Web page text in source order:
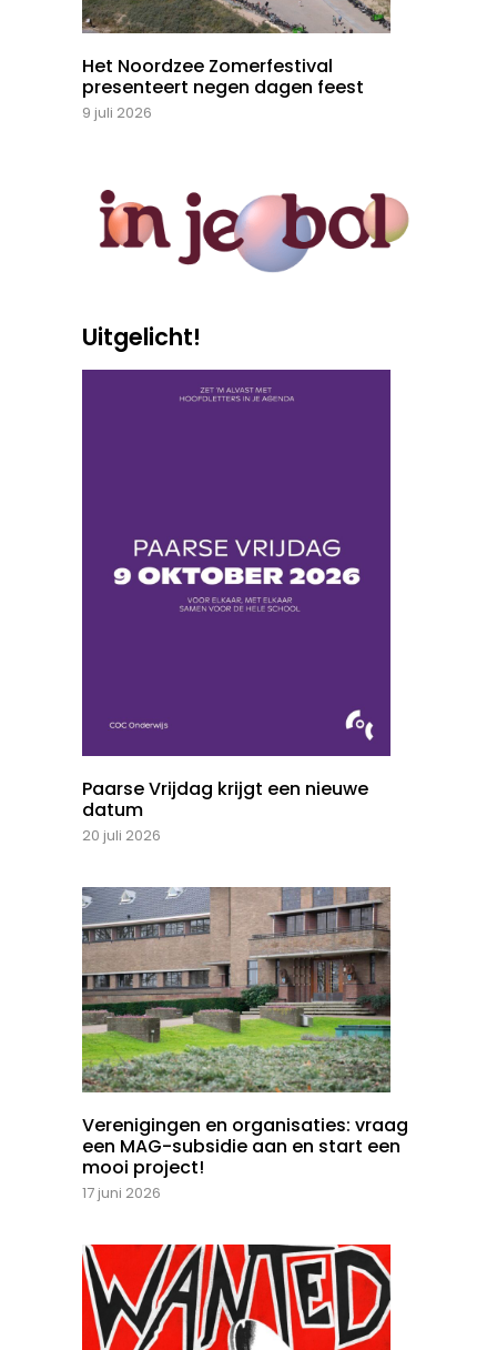
Het Noordzee Zomerfestival
presenteert negen dagen feest
9 juli 2026
Uitgelicht!
Paarse Vrijdag krijgt een nieuwe
datum
20 juli 2026
Verenigingen en organisaties: vraag
een MAG-subsidie aan en start een
mooi project!
17 juni 2026